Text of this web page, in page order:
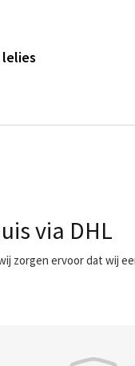
via DHL
zorgen ervoor dat wij